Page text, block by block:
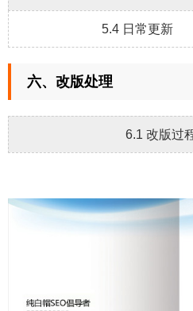
5.4 日常更新
六、改版处理
6.1 改版过